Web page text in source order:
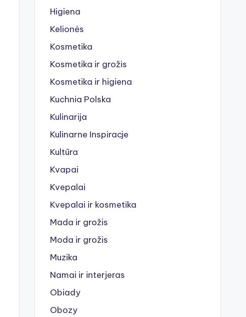
Higiena
Kelionės
Kosmetika
Kosmetika ir grožis
Kosmetika ir higiena
Kuchnia Polska
Kulinarija
Kulinarne Inspiracje
Kultūra
Kvapai
Kvepalai
Kvepalai ir kosmetika
Mada ir grožis
Moda ir grožis
Muzika
Namai ir interjeras
Obiady
Obozy